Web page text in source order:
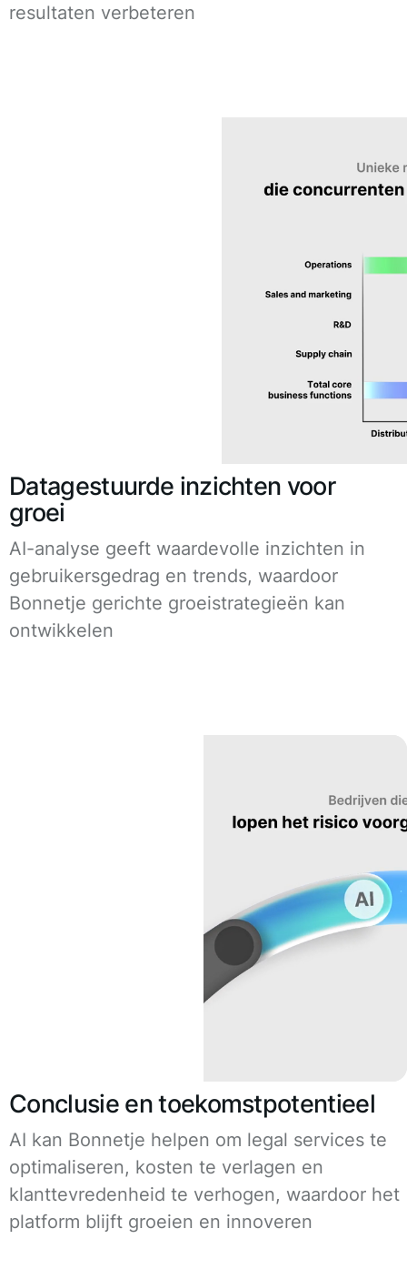
resultaten verbeteren
Datagestuurde inzichten voor
groei
AI-analyse geeft waardevolle inzichten in
gebruikersgedrag en trends, waardoor
Bonnetje gerichte groeistrategieën kan
ontwikkelen
Conclusie en toekomstpotentieel
AI kan Bonnetje helpen om legal services te
optimaliseren, kosten te verlagen en
klanttevredenheid te verhogen, waardoor het
platform blijft groeien en innoveren